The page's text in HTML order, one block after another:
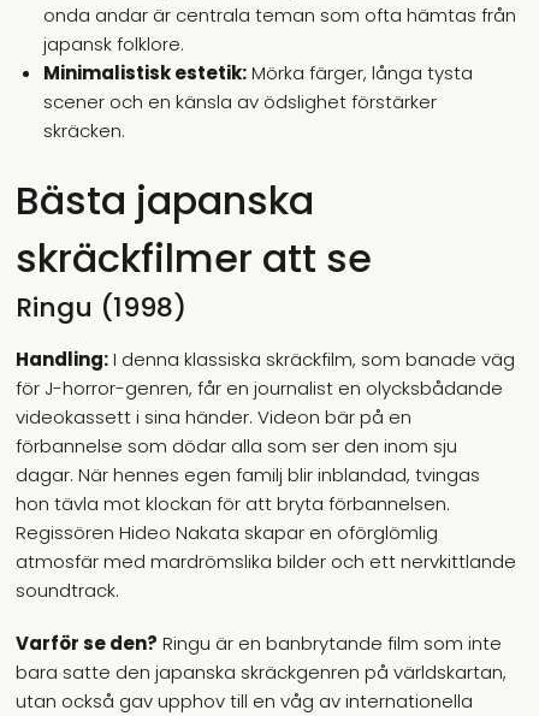
onda andar är centrala teman som ofta hämtas från
japansk folklore.
Minimalistisk estetik:Mörka färger, långa tysta
scener och en känsla av ödslighet förstärker
skräcken.
Bästa japanska
skräckfilmer att se
Ringu (1998)
Handling:I denna klassiska skräckfilm, som banade väg
för J-horror-genren, får en journalist en olycksbådande
videokassett i sina händer. Videon bär på en
förbannelse som dödar alla som ser den inom sju
dagar. När hennes egen familj blir inblandad, tvingas
hon tävla mot klockan för att bryta förbannelsen.
Regissören Hideo Nakata skapar en oförglömlig
atmosfär med mardrömslika bilder och ett nervkittlande
soundtrack.
Varför se den? Ringu är en banbrytande film som inte
bara satte den japanska skräckgenren på världskartan,
utan också gav upphov till en våg av internationella